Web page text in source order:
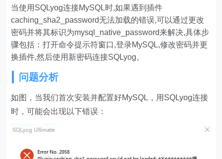
当使用SQLyog连接MySQL时,如果遇到插件
caching_sha2_password无法加载的错误,可以通过更改
密码并将其标识为mysql_native_password来解决,具体步
骤包括：打开命令提示符窗口,登录MySQL,修改密码并更
换插件,然后使用新密码连接SQLyog。
问题分析
如图，当我们首次安装并配置好MySQL，用SQLyog连接
时，可能会出现以下错误：